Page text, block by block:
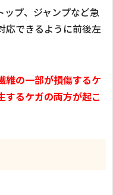
ップ、ジャンプなど急
応できるように前後左
維の一部が損傷するケ
するケガの両方が起こ